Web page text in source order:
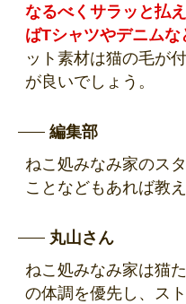
なるべくサラッと払
ばTシャツやデニム
ット素材は猫の毛が
が良いでしょう。
編集部
ねこ処みなみ家のス
ことなどもあれば教
丸山さん
ねこ処みなみ家は猫
の体調を優先し、ス